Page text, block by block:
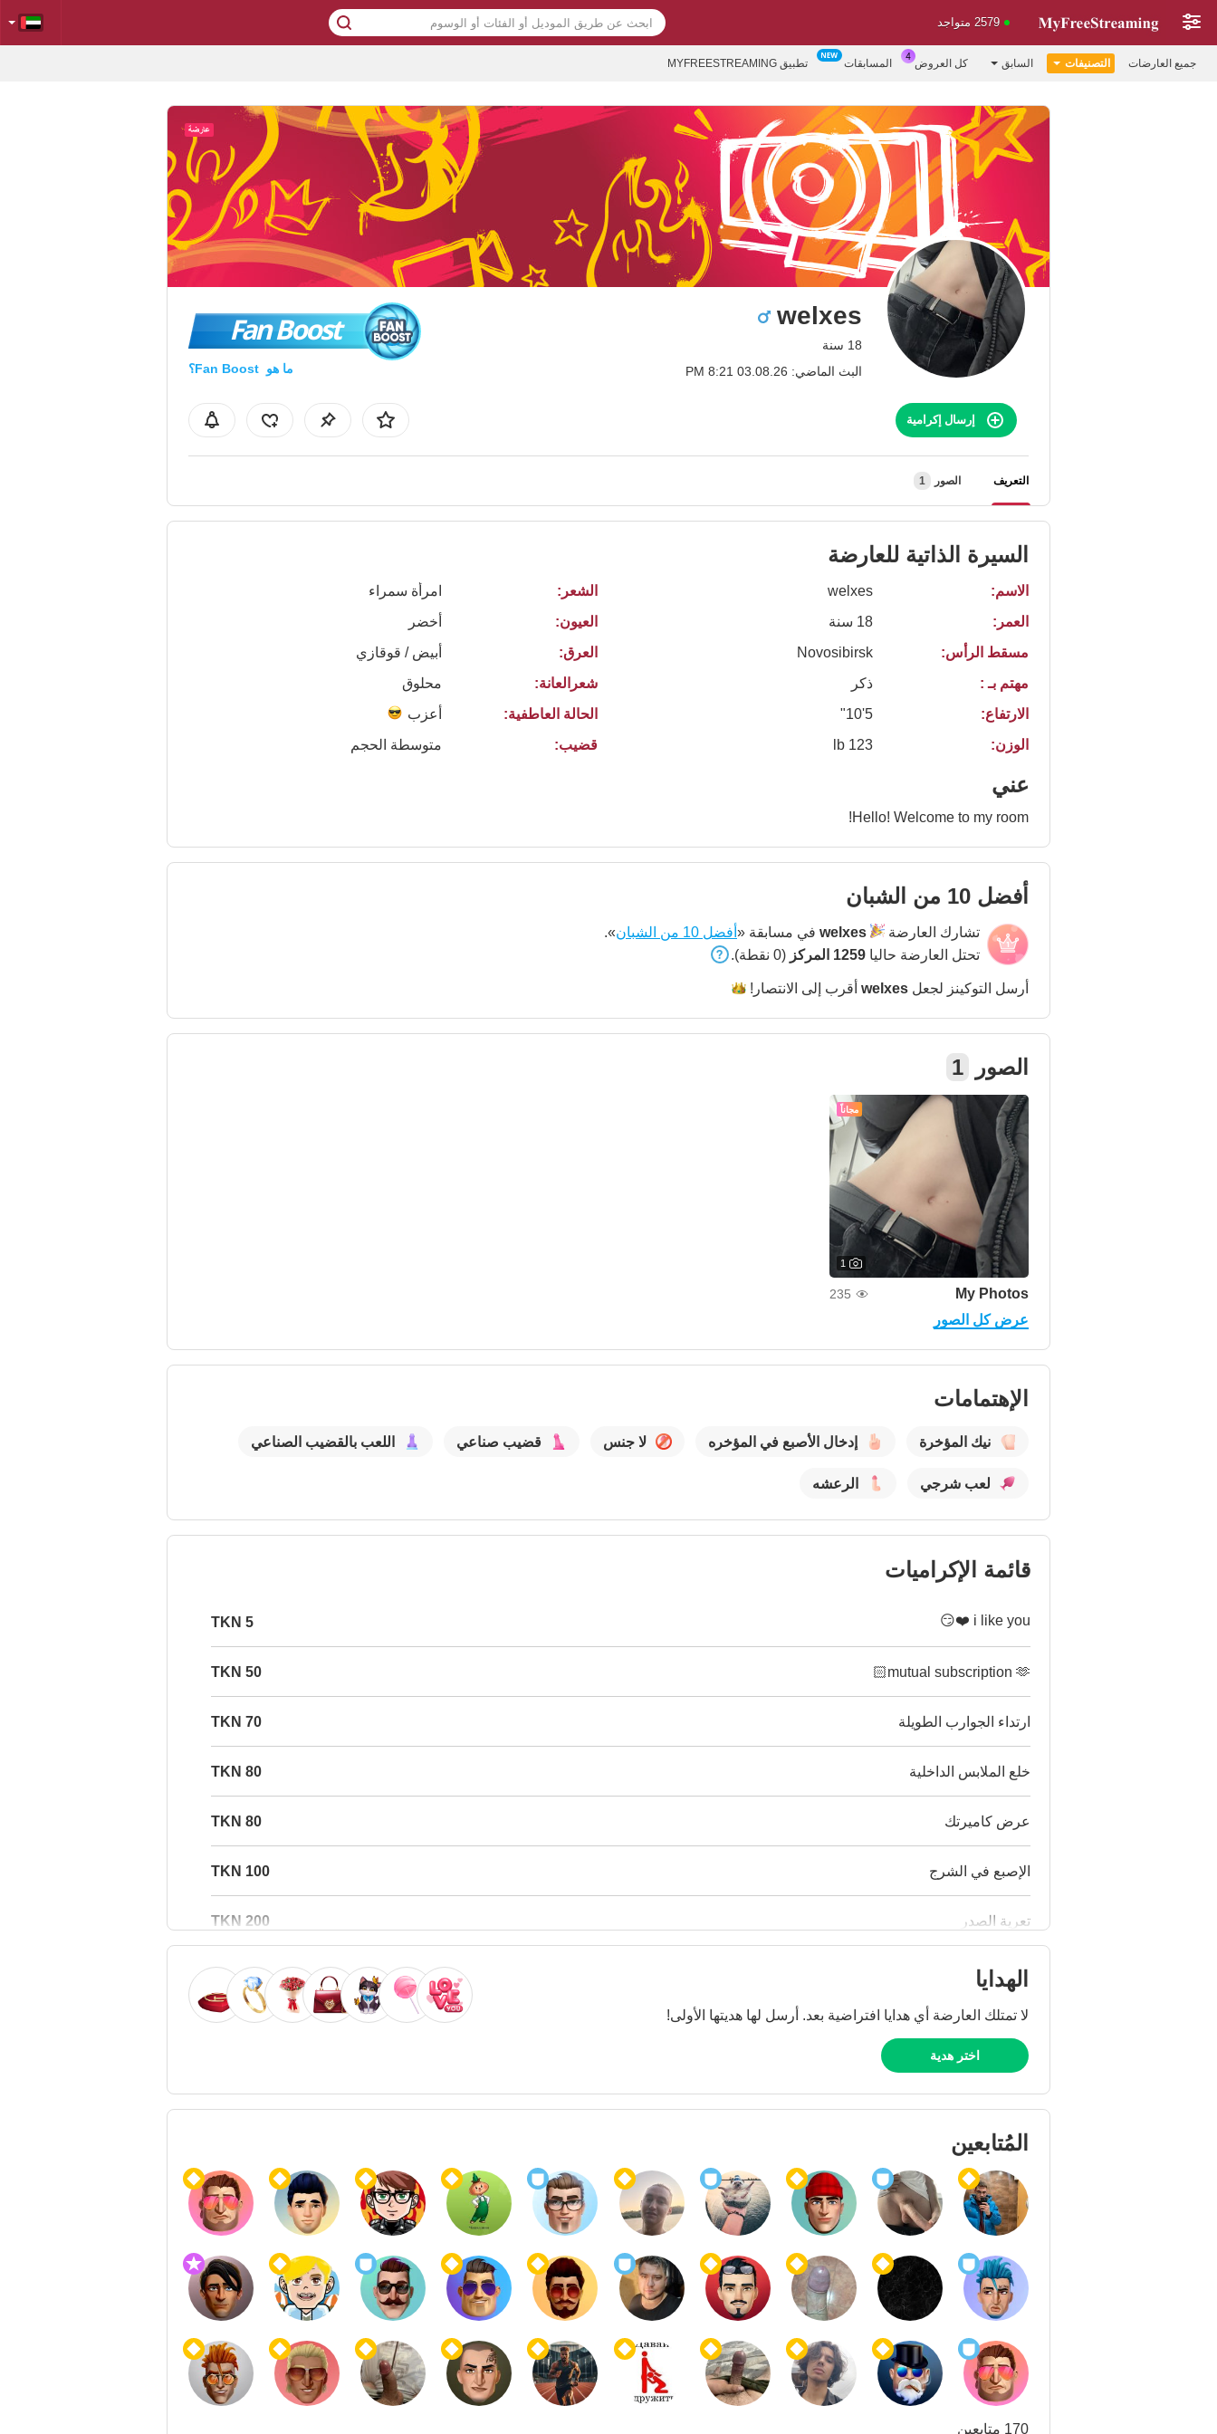
2579 متواجد
جميع العارضات التصنيفات السابق كل العروض المسابقات تطبيق MYFREESTREAMING
welxes
18 سنة
البث الماضي: 03.08.26 8:21 PM
Fan Boost
ما هو Fan Boost؟
إرسال إكرامية
التعريف الصور 1
السيرة الذاتية للعارضة
الاسم:
welxes
العمر:
18 سنة
مسقط الرأس:
Novosibirsk
مهتم بـ :
ذكر
الارتفاع:
5'10"
الوزن:
123 lb
الشعر:
امرأة سمراء
العيون:
أخضر
العرق:
أبيض / قوقازي
شعرالعانة:
محلوق
الحالة العاطفية:
أعزب
قضيب:
متوسطة الحجم
عني
Hello! Welcome to my room!
أفضل 10 من الشبان
تشارك العارضة welxes في مسابقة « أفضل 10 من الشبان
».
تحتل العارضة حاليا 1259 المركز (0 نقطة).
أرسل التوكينز لجعل welxes أقرب إلى الانتصار!
الصور 1
مجاناً
1
My Photos
235
عرض كل الصور
الإهتمامات
نيك المؤخرة إدخال الأصبع في المؤخره لا جنس قضيب صناعي اللعب بالقضيب الصناعي
لعب شرجي الرعشه
قائمة الإكراميات
i like you ❤️😏
5 TKN
mutual subscription 🫶🏻
50 TKN
ارتداء الجوارب الطويلة 70 TKN
خلع الملابس الداخلية 80 TKN
عرض كاميرتك 80 TKN
الإصبع في الشرج 100 TKN
تعرية الصدر 200 TKN
الهدايا
لا تمتلك العارضة أي هدايا افتراضية بعد. أرسل لها هديتها الأولى!
اختر هدية
المُتابعين
170 متابعين